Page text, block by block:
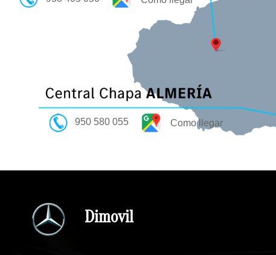
950 580 055 Como llegar
Dimovil